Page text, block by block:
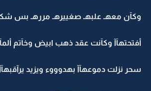
وكآن معهـ علبهـ صغييرهـ مررهـ بس
أفتحتهآآ وكآنت عقد ذهب ابيض وخآتم
سحر نزلت دموعهآآ بهدوووء ويزيد